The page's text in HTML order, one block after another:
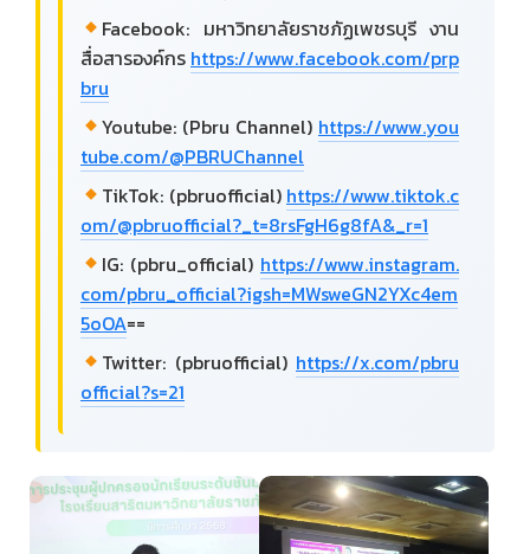
Facebook: มหาวิทยาลัยราชภัฏเพชรบุรี งาน
สื่อสารองค์กร https://www.facebook.com/prp
bru
Youtube: (Pbru Channel) https://www.you
tube.com/@PBRUChannel
TikTok: (pbruofficial) https://www.tiktok.c
om/@pbruofficial?_t=8rsFgH6g8fA&_r=1
IG: (pbru_official) https://www.instagram.
com/pbru_official?igsh=MWsweGN2YXc4em
5oOA==
Twitter: (pbruofficial) https://x.com/pbru
official?s=21